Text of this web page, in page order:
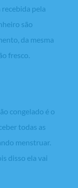
pela
são
da mesma
fresco.
congelado é o
todas as
menstruar.
disso ela vai